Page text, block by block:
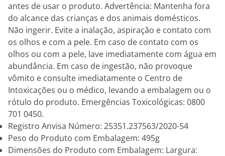
antes de usar o produto. Advertência: Mantenha fora
do alcance das crianças e dos animais domésticos.
Não ingerir. Evite a inalação, aspiração e contato com
os olhos e com a pele. Em caso de contato com os
olhos ou com a pele, lave imediatamente com água em
abundância. Em caso de ingestão, não provoque
vômito e consulte imediatamente o Centro de
Intoxicações ou o médico, levando a embalagem ou o
rótulo do produto. Emergências Toxicológicas: 0800
701 0450.
Registro Anvisa Número: 25351.237563/2020-54
Peso do Produto com Embalagem: 495g
Dimensões do Produto com Embalagem: Largura: